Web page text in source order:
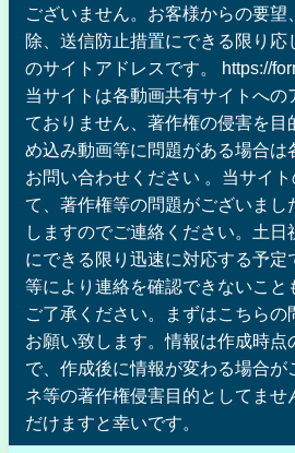
ございません。お客様からの要望
除、送信防止措置にできる限り応
のサイトアドレスです。 https://
当サイトは各動画共有サイトへの
ておりません、著作権の侵害を目
め込み動画等に問題がある場合は
お問い合わせください 。当サイ
て、著作権等の問題がございまし
しますのでご連絡ください。土日
にできる限り迅速に対応する予定
等により連絡を確認できないこと
ご了承ください。まずはこちら
お願い致します。情報は作成時点
で、作成後に情報が変わる場合が
ネ等の著作権侵害目的としてませ
だけますと幸いです。